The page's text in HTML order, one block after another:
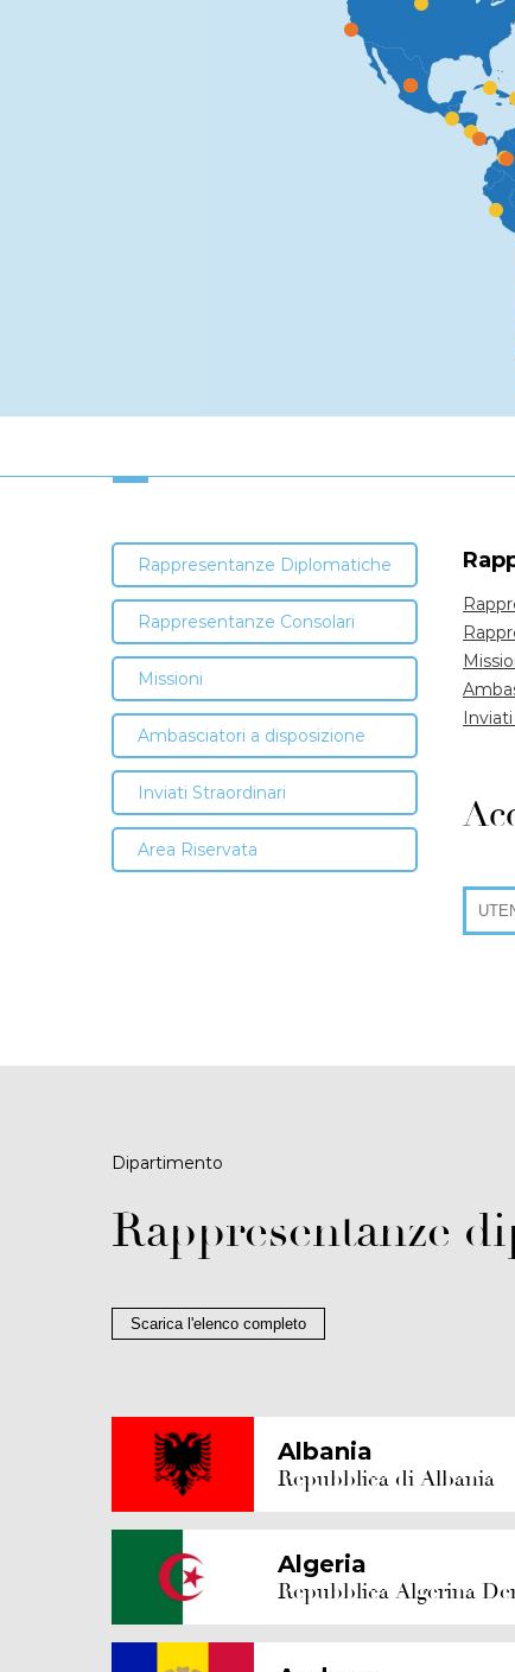
Rappresentanze Diplomatiche
Rappresentanze Consolari
Missioni
Ambasciatori a disposizione
Inviati Straordinari
Area Riservata
Dipartimento
Rappresentanze
Scarica l'elenco completo
Albania
Repubblica di Albania
Algeria
Repubblica Algerina